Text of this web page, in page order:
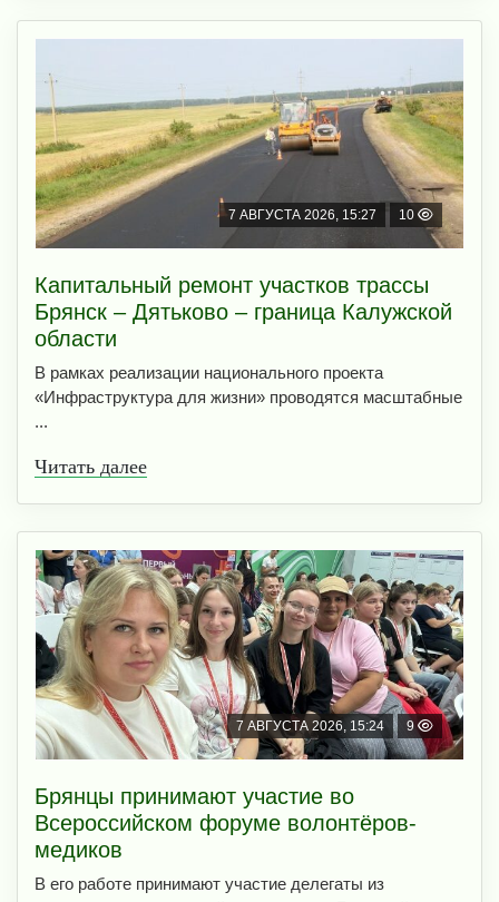
7 АВГУСТА 2026, 15:27 10
Капитальный ремонт участков трассы
Брянск – Дятьково – граница Калужской
области
В рамках реализации национального проекта
«Инфраструктура для жизни» проводятся масштабные
...
Читать далее
7 АВГУСТА 2026, 15:24 9
Брянцы принимают участие во
Всероссийском форуме волонтёров-
медиков
В его работе принимают участие делегаты из